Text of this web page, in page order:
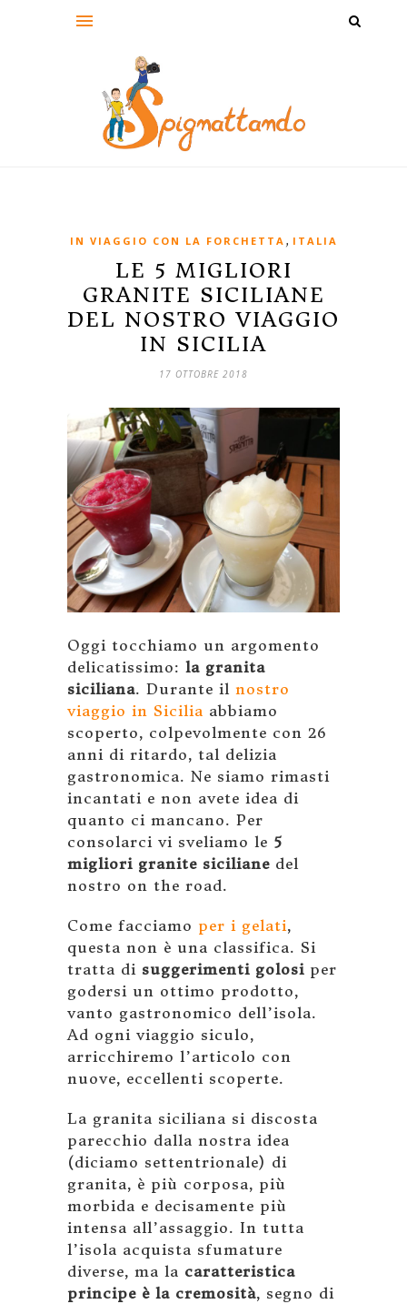
IN VIAGGIO CON LA FORCHETTA , ITALIA
LE 5 MIGLIORI
GRANITE SICILIANE
DEL NOSTRO VIAGGIO
IN SICILIA
17 OTTOBRE 2018
Oggi tocchiamo un argomento
delicatissimo: la granita
siciliana. Durante il nostro
viaggio in Sicilia abbiamo
scoperto, colpevolmente con 26
anni di ritardo, tal delizia
gastronomica. Ne siamo rimasti
incantati e non avete idea di
quanto ci mancano. Per
consolarci vi sveliamo le 5
migliori granite siciliane del
nostro on the road.
Come facciamo per i gelati,
questa non è una classifica. Si
tratta di suggerimenti golosi per
godersi un ottimo prodotto,
vanto gastronomico dell’isola.
Ad ogni viaggio siculo,
arricchiremo l’articolo con
nuove, eccellenti scoperte.
La granita siciliana si discosta
parecchio dalla nostra idea
(diciamo settentrionale) di
granita, è più corposa, più
morbida e decisamente più
intensa all’assaggio. In tutta
l’isola acquista sfumature
diverse, ma la caratteristica
principe è la cremosità, segno di